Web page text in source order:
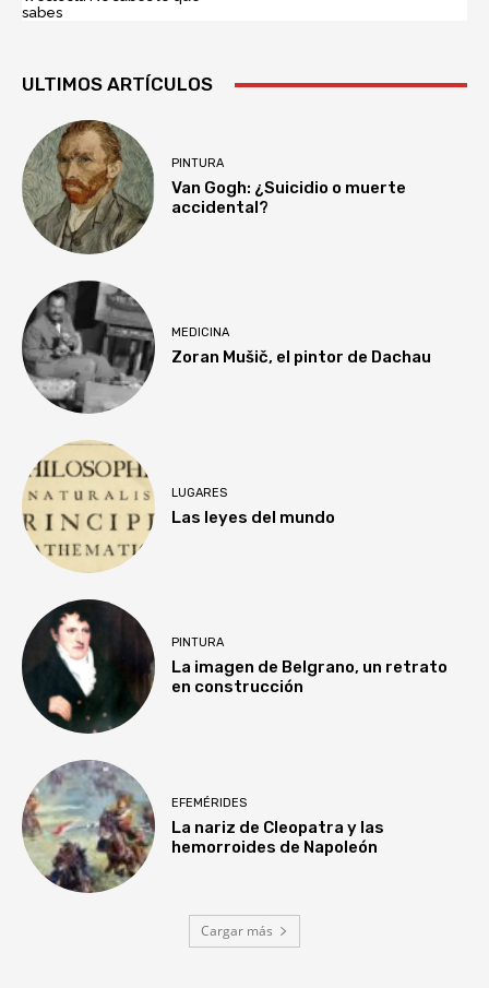
sabes
ULTIMOS ARTÍCULOS
PINTURA
Van Gogh: ¿Suicidio o muerte
accidental?
MEDICINA
Zoran Mušič, el pintor de Dachau
LUGARES
Las leyes del mundo
PINTURA
La imagen de Belgrano, un retrato
en construcción
EFEMÉRIDES
La nariz de Cleopatra y las
hemorroides de Napoleón
Cargar más